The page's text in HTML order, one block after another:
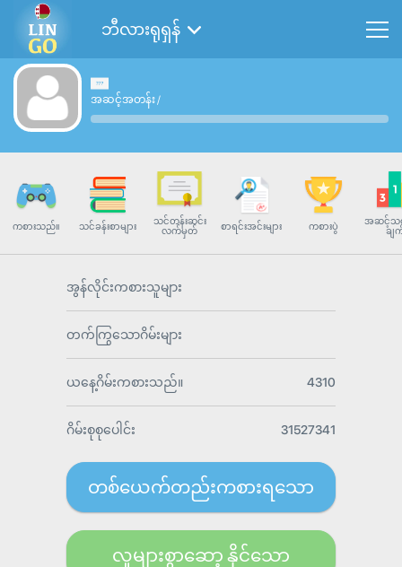
ဘီလားရုရှန်
အဆင့်အတန်း/
ကစားသည်။ သင်ခန်းစာများ
သင်တန်းဆင်း
လက်မှတ်
စာရင်းအင်းများ ကစားပွဲ
အဆင့်သ
ချ
အွန်လိုင်းကစားသူများ
တက်ကြွသောဂိမ်းများ
ယနေ့ဂိမ်းကစားသည်။ 4310
ဂိမ်းစုစုပေါင်း 31527341
တစ်ယေက်တည်းကစားရသော
လူများစွာဆော့ နိုင်သော